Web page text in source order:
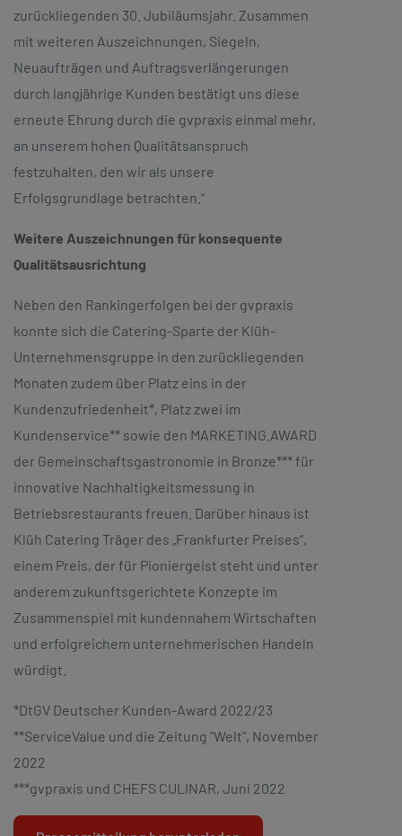
zurückliegenden 30. Jubiläumsjahr. Zusammen
mit weiteren Auszeichnungen, Siegeln,
Neuaufträgen und Auftragsverlängerungen
durch langjährige Kunden bestätigt uns diese
erneute Ehrung durch die gvpraxis einmal mehr,
an unserem hohen Qualitätsanspruch
festzuhalten, den wir als unsere
Erfolgsgrundlage betrachten.“
Weitere Auszeichnungen für konsequente
Qualitätsausrichtung
Neben den Rankingerfolgen bei der gvpraxis
konnte sich die Catering-Sparte der Klüh-
Unternehmensgruppe in den zurückliegenden
Monaten zudem über Platz eins in der
Kundenzufriedenheit*, Platz zwei im
Kundenservice** sowie den MARKETING.AWARD
der Gemeinschaftsgastronomie in Bronze*** für
innovative Nachhaltigkeitsmessung in
Betriebsrestaurants freuen. Darüber hinaus ist
Klüh Catering Träger des „Frankfurter Preises“,
einem Preis, der für Pioniergeist steht und unter
anderem zukunftsgerichtete Konzepte im
Zusammenspiel mit kundennahem Wirtschaften
und erfolgreichem unternehmerischen Handeln
würdigt.
*DtGV Deutscher Kunden-Award 2022/23
**ServiceValue und die Zeitung "Welt", November
2022
***gvpraxis und CHEFS CULINAR, Juni 2022